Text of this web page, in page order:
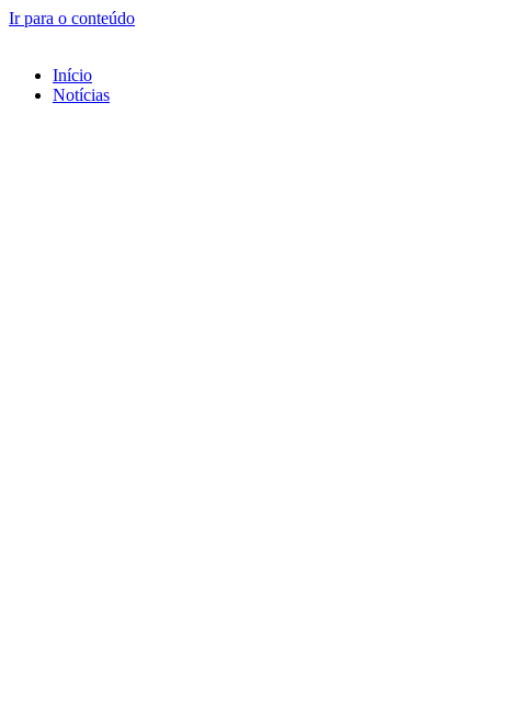
Ir para o conteúdo
Início
Notícias